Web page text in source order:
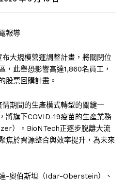
報導
大規模營運調整計畫，將關閉位
，此舉恐影響高達1,860名員工，
股票回購計畫。
期間的生產模式轉型的關鍵一
將旗下COVID-19疫苗的生產業務
）。BioNTech正逐步脫離大流
焦於資源整合與效率提升，為未來
-奧伯斯坦（Idar-Oberstein）、